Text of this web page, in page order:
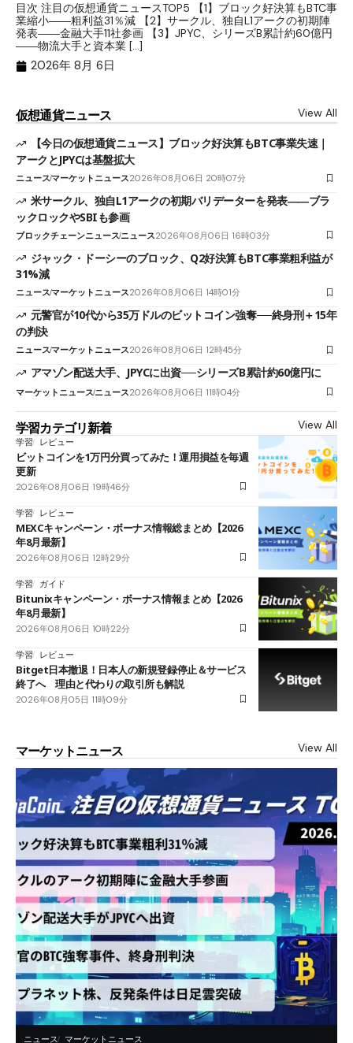
目次 注目の仮想通貨ニュースTOP5 【1】ブロック好決算もBTC事
業縮小――粗利益31％減 【2】サークル、独自L1アークの初期陣
発表――金融大手11社参画 【3】JPYC、シリーズB累計約60億円
――物流大手と資本業 […]
2026年 8月 6日
仮想通貨ニュース View All
【今日の仮想通貨ニュース】ブロック好決算もBTC事業失速｜
アークとJPYCは基盤拡大
ニュースマーケットニュース2026年08月06日 20時07分
米サークル、独自L1アークの初期バリデーターを発表――ブラ
ックロックやSBIも参画
ブロックチェーンニュースニュース2026年08月06日 16時03分
ジャック・ドーシーのブロック、Q2好決算もBTC事業粗利益が
31%減
ニュースマーケットニュース2026年08月06日 14時01分
元警官が10代から35万ドルのビットコイン強奪──終身刑＋15年
の判決
ニュースマーケットニュース2026年08月06日 12時45分
アマゾン配送大手、JPYCに出資──シリーズB累計約60億円に
マーケットニュースニュース2026年08月06日 11時04分
学習カテゴリ新着 View All
学習 レビュー
ビットコインを1万円分買ってみた！運用損益を毎週
更新
2026年08月06日 19時46分
学習 レビュー
MEXCキャンペーン・ボーナス情報総まとめ【2026
年8月最新】
2026年08月06日 12時29分
学習 ガイド
Bitunixキャンペーン・ボーナス情報まとめ【2026
年8月最新】
2026年08月06日 10時22分
学習 レビュー
Bitget日本撤退！日本人の新規登録停止＆サービス
終了へ 理由と代わりの取引所も解説
2026年08月05日 11時09分
マーケットニュース View All
ニュース マーケットニュース